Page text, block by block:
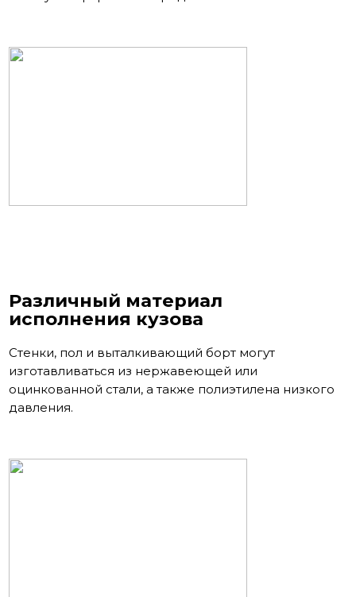
Различный материал
исполнения кузова
Стенки, пол и выталкивающий борт могут
изготавливаться из нержавеющей или
оцинкованной стали, а также полиэтилена низкого
давления.